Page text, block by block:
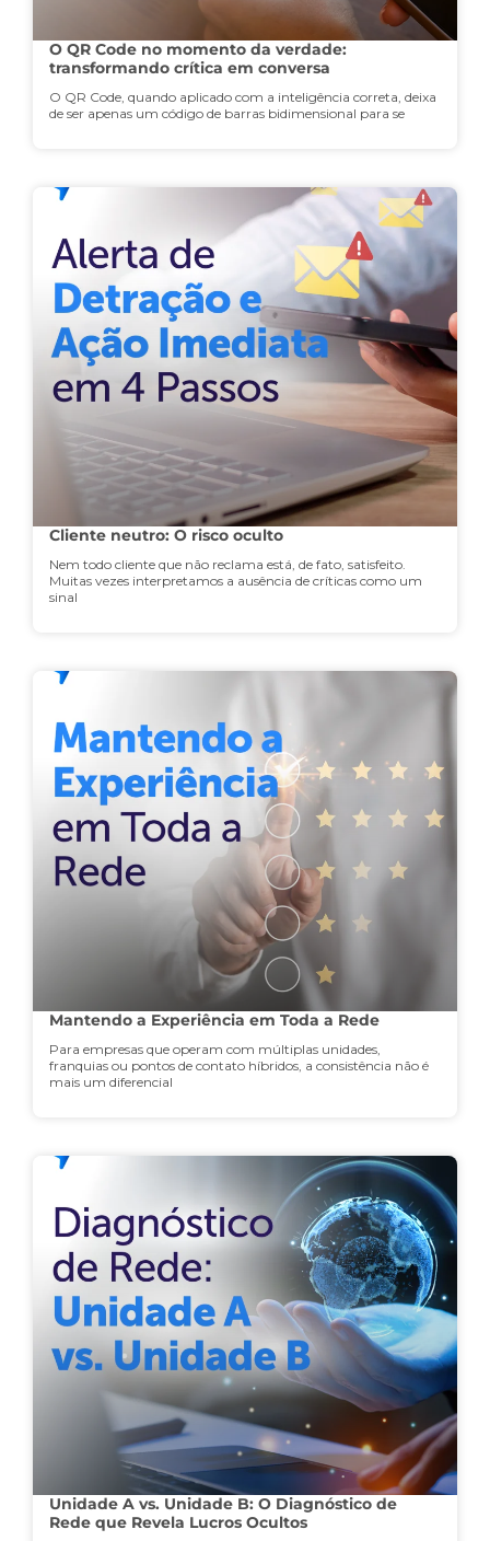
O QR Code no momento da verdade:
transformando crítica em conversa
O QR Code, quando aplicado com a inteligência correta, deixa
de ser apenas um código de barras bidimensional para se
Cliente neutro: O risco oculto
Nem todo cliente que não reclama está, de fato, satisfeito.
Muitas vezes interpretamos a ausência de críticas como um
sinal
Mantendo a Experiência em Toda a Rede
Para empresas que operam com múltiplas unidades,
franquias ou pontos de contato híbridos, a consistência não é
mais um diferencial
Unidade A vs. Unidade B: O Diagnóstico de
Rede que Revela Lucros Ocultos